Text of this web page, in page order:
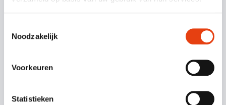
Noodzakelijk
Voorkeuren
Statistieken
Cursus Laatste Hulp
VERDER LEZEN